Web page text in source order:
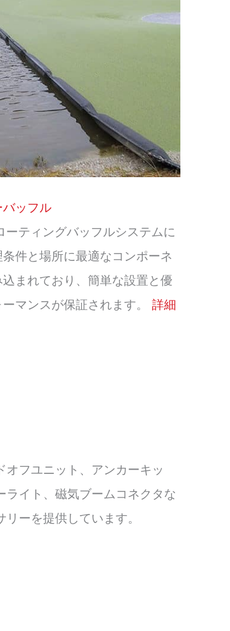
バッフル
ーティングバッフルシステムに
件と場所に最適なコンポーネ
込まれており、簡単な設置と優
マンスが保証されます。 詳細
フユニット、アンカーキッ
ライト、磁気ブームコネクタな
ーを提供しています。